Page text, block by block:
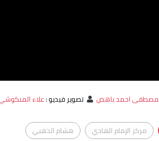
مصطفى احمد باهض تصوير فيديو:علاء
مركز الإمام الهادي هشام الذهبي